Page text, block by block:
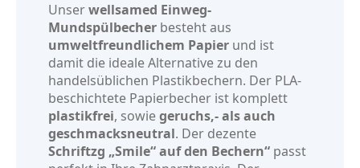
Unserwellsamed Einweg-
Mundspülbecher besteht aus
umweltfreundlichem Papier und ist
damit die ideale Alternative zu den
handelsüblichen Plastikbechern. Der PLA-
beschichtete Papierbecher ist komplett
plastikfrei, sowiegeruchs,- als auch
geschmacksneutral. Der dezente
Schriftzg „Smile“ auf den Bechern“ passt